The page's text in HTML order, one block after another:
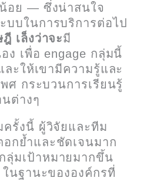
อย — ซึ่งน่าสนใจ
บในการบริการต่อไป
เล็งว่าจะมี
ง เพื่อ engage กลุ่มนี้
ละให้เขามีความรู้และ
พศ กระบวนการเรียนรู้
ต่างๆ
รั้งนี้ ผู้วิจัยและทีม
กย้ำและชัดเจนมาก
ลุ่มเป้าหมายมากขึ้น
ในฐานะขององค์กรที่